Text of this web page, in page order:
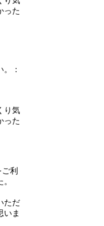
った
：
り気
った
利
ただ
いま